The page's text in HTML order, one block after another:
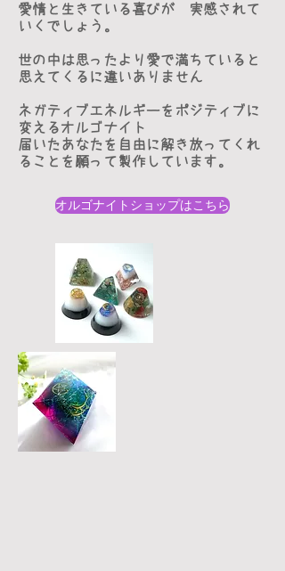
愛情と生きている喜びが 実感されて
いくでしょう。
世の中は思ったより愛で満ちていると
思えてくるに違いありません
ネガティブエネルギーをポジティブに
変えるオルゴナイト
届いたあなたを自由に解き放ってくれ
ることを願って製作しています。
オルゴナイトショップはこちら